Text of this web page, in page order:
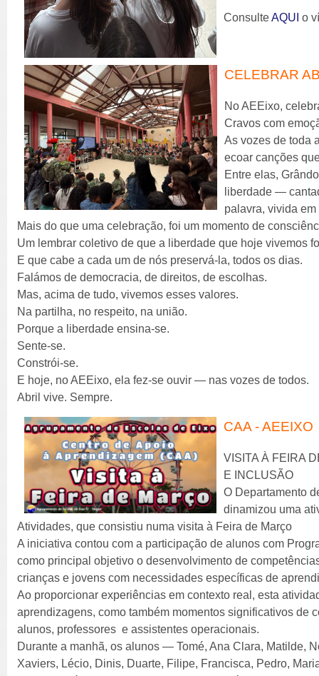
ConsulteAQUI o
CELEBRAR
No AEEixo,
Cravos com
As vozes de toda
ecoar canções
Entre elas,
liberdade —
palavra, vivida
Mais do que uma celebração, foi um momento de
Um lembrar coletivo de que a liberdade que hoje vivemos
E que cabe a cada um de nós preservá-la, todos os dias.
Falámos de democracia, de direitos, de escolhas.
Mas, acima de tudo, vivemos esses valores.
Na partilha, no respeito, na união.
Porque a liberdade ensina-se.
Sente-se.
Constrói-se.
E hoje, no AEEixo, ela fez-se ouvir — nas vozes de todos.
Abril vive. Sempre.
CAA - AEEIXO
VISITA À FEIRA
E INCLUSÃO
O Departamento
dinamizou uma
Atividades, que consistiu numa visita à Feira de Março
A iniciativa contou com a participação de alunos com
como principal objetivo o desenvolvimento de
crianças e jovens com necessidades específicas de
Ao proporcionar experiências em contexto real, esta
aprendizagens, como também momentos significativos de
alunos, professores e assistentes operacionais.
Durante a manhã, os alunos — Tomé, Ana Clara, Matilde,
Xaviers, Lécio, Dinis, Duarte, Filipe, Francisca, Pedro,